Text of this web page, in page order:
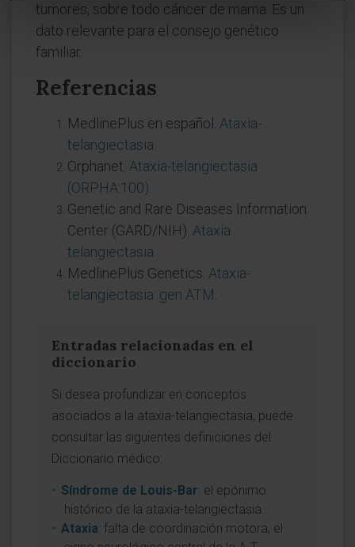
tumores, sobre todo cáncer de mama. Es un
dato relevante para el consejo genético
familiar.
Referencias
MedlinePlus en español. Ataxia-
telangiectasia
Orphanet. Ataxia-telangiectasia
(ORPHA:100)
Genetic and Rare Diseases Information
Center (GARD/NIH). Ataxia
telangiectasia
MedlinePlus Genetics. Ataxia-
telangiectasia: gen ATM
Entradas relacionadas en el
diccionario
Si desea profundizar en conceptos
asociados a la ataxia-telangiectasia, puede
consultar las siguientes definiciones del
Diccionario médico:
Síndrome de Louis-Bar: el epónimo
histórico de la ataxia-telangiectasia.
Ataxia: falta de coordinación motora, el